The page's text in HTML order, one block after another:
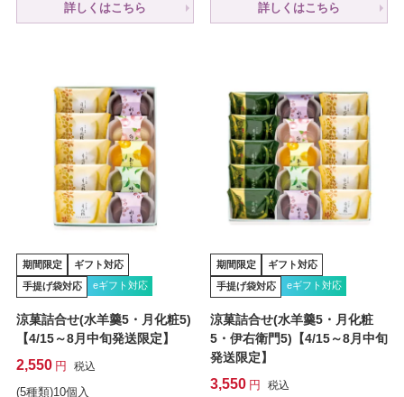
詳しくはこちら 詳しくはこちら
期間限定 ギフト対応
手提げ袋対応 eギフト対応
涼菓詰合せ(水羊羹5・月化粧5)
【4/15～8月中旬発送限定】
2,550 税込
(5種類)10個入
期間限定 ギフト対応
手提げ袋対応 eギフト対応
涼菓詰合せ(水羊羹5・月化粧
5・伊右衛門5)【4/15～8月中旬
発送限定】
3,550 税込